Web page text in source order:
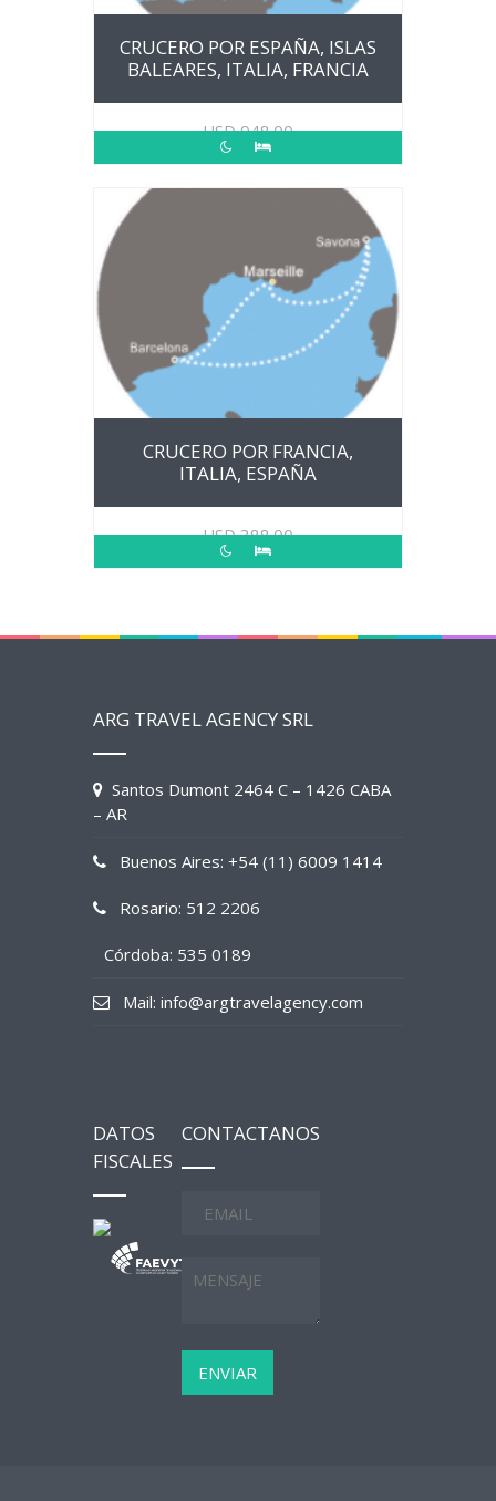
CRUCERO POR ESPAÑA, ISLAS
BALEARES, ITALIA, FRANCIA
USD948.00
CRUCERO POR FRANCIA,
ITALIA, ESPAÑA
USD388.00
ARG TRAVEL AGENCY SRL
Santos Dumont 2464 C – 1426 CABA
– AR
Buenos Aires: +54 (11) 6009 1414
Rosario: 512 2206
Córdoba: 535 0189
Mail: info@argtravelagency.com
DATOS
FISCALES
CONTACTANOS